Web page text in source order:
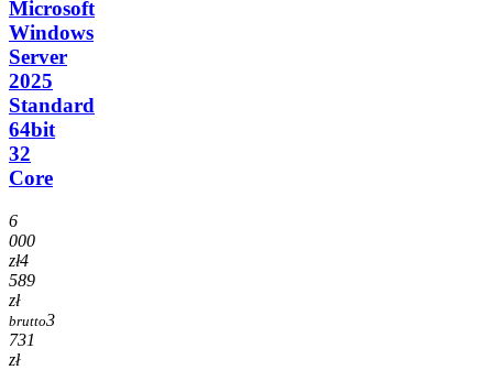
Microsoft
Windows
Server
2025
Standard
64bit
32
Core
6
000
zł4
589
zł
brutto3
731
zł